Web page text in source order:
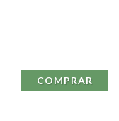
COMPRAR